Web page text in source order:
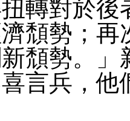
轉對於後
頹勢；再
頹勢。」
言兵，他